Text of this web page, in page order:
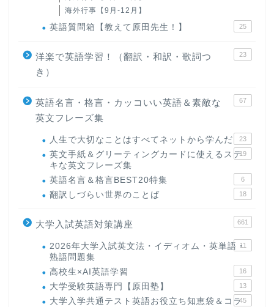
海外行事【9月-12月】
英語質問箱【教えて原田先生！】 25
洋楽で英語学習！（翻訳・和訳・歌詞つ
き）
23
英語名言・格言・カッコいい英語＆素敵な
英文フレーズ集
67
人生で大切なことはすべてネットから学んだ 23
英文手紙＆グリーティングカードに使えるステ
キな英文フレーズ集
19
英語名言＆格言BEST20特集 6
翻訳しづらい世界のことば 18
大学入試英語対策講座 661
2026年大学入試英文法・イディオム・英単語・
熟語問題集
11
高校生×AI英語学習 16
大学受験英語専門【原田塾】 13
大学入学共通テスト英語お役立ち知恵袋＆コラ45